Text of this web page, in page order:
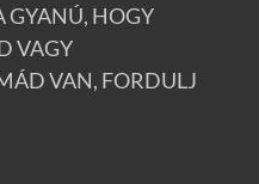
GYANÚ, HOGY
VAGY
VAN, FORDULJ